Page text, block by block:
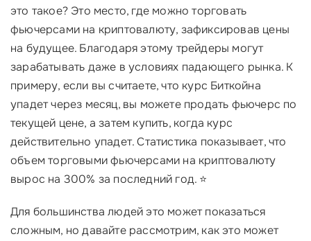
это такое? Это место, где можно торговать
фьючерсами на криптовалюту, зафиксировав цены
на будущее. Благодаря этому трейдеры могут
зарабатывать даже в условиях падающего рынка. К
примеру, если вы считаете, что курс Биткойна
упадет через месяц, вы можете продать фьючерс по
текущей цене, а затем купить, когда курс
действительно упадет. Статистика показывает, что
объем торговыми фьючерсами на криптовалюту
вырос на 300% за последний год. ⭐
Для большинства людей это может показаться
сложным, но давайте рассмотрим, как это может